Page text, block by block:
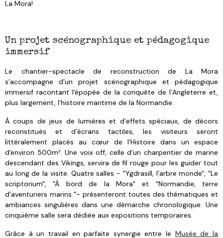
La Mora!
Un projet scénographique et pédagogique
immersif
Le chantier-spectacle de reconstruction de La Mora
s’accompagne d’un projet scénographique et pédagogique
immersif racontant l'épopée de la conquête de l’Angleterre et,
plus largement, l’histoire maritime de la Normandie.
À coups de jeux de lumières et d’effets spéciaux, de décors
reconstitués et d’écrans tactiles, les visiteurs seront
littéralement placés au cœur de l’Histoire dans un espace
d'environ 500m². Une voix off, celle d’un charpentier de marine
descendant des Vikings, servira de fil rouge pour les guider tout
au long de la visite. Quatre salles - "Ygdrasill, l’arbre monde", "Le
scriptorium", "À bord de la Mora" et "Normandie, terre
d’aventuriers marins "- présenteront toutes des thématiques et
ambiances singulières dans une démarche chronologique. Une
cinquième salle sera dédiée aux expositions temporaires.
Grâce à un travail en parfaite synergie entre le Musée de la